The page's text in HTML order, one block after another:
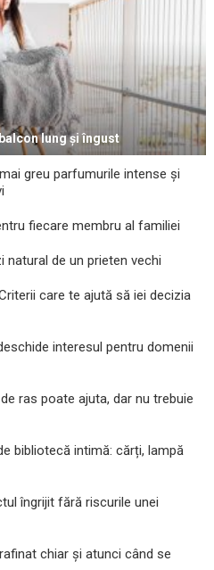
lung și îngust
greu parfumurile intense și
fiecare membru al familiei
natural de un prieten vechi
care te ajută să iei decizia
interesul pentru domenii
ras poate ajuta, dar nu trebuie
bibliotecă intimă: cărți, lampă
îngrijit fără riscurile unei
chiar și atunci când se